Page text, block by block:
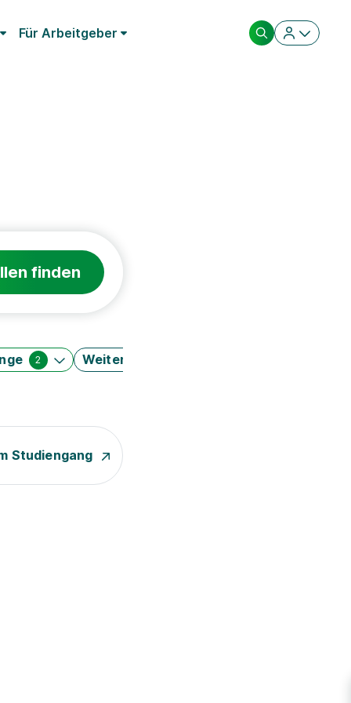
Für Arbeitgeber
finden
2 Weitere Filter
Studiengang